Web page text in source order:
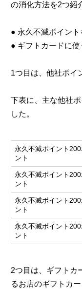
の消化方法を2つ紹
● 永久不滅ポイン
● ギフトカードに使
1つ目は、他社ポイ
下表に、主な他社
した。
永久不滅ポイント200
ント
永久不滅ポイント200
ント
永久不滅ポイント200
ント
永久不滅ポイント200
ント
2つ目は、ギフトカ
るお店のギフトカ